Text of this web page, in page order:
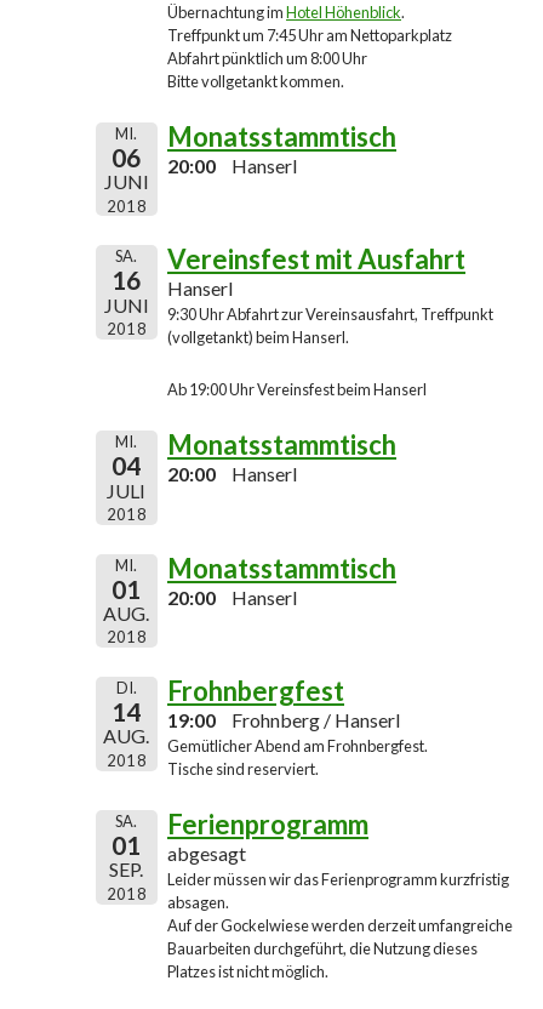
Übernachtung imHotel Höhenblick.
Treffpunkt um 7:45 Uhr am Nettoparkplatz
Abfahrt pünktlich um 8:00 Uhr
Bitte vollgetankt kommen.
MI.
06
JUNI
2018
Monatsstammtisch
20:00 Hanserl
SA.
16
JUNI
2018
Vereinsfest mit Ausfahrt
Hanserl
9:30 Uhr Abfahrt zur Vereinsausfahrt, Treffpunkt
(vollgetankt) beim Hanserl.
Ab 19:00 Uhr Vereinsfest beim Hanserl
MI.
04
JULI
2018
Monatsstammtisch
20:00 Hanserl
MI.
01
AUG.
2018
Monatsstammtisch
20:00 Hanserl
DI.
14
AUG.
2018
Frohnbergfest
19:00 Frohnberg / Hanserl
Gemütlicher Abend am Frohnbergfest.
Tische sind reserviert.
SA.
01
SEP.
2018
Ferienprogramm
abgesagt
Leider müssen wir das Ferienprogramm kurzfristig
absagen.
Auf der Gockelwiese werden derzeit umfangreiche
Bauarbeiten durchgeführt, die Nutzung dieses
Platzes ist nicht möglich.